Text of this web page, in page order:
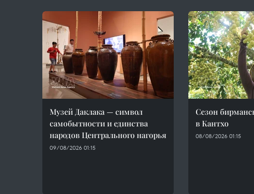
Музей Даклака — символ
самобытности и единства
народов Центрального нагорья
09/08/2026 01:15
Сезон
в Кантхо
08/08/2026 01:15